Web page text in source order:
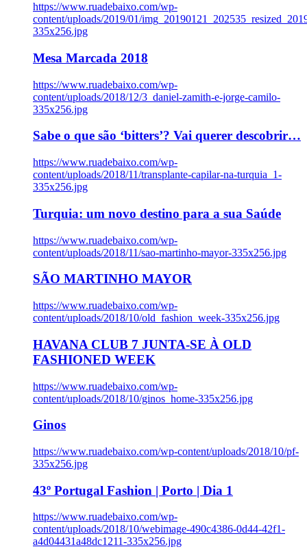
https://www.ruadebaixo.com/wp-
content/uploads/2019/01/
335x256.jpg
Mesa Marcada 2018
https://www.ruadebaixo.com/wp-
content/uploads/2018/12/3_daniel-zamith-e-jorge-camilo-
335x256.jpg
Sabe o que são ‘bitters’? Vai querer descobrir…
https://www.ruadebaixo.com/wp-
content/uploads/2018/11/transplante-capilar-na-turquia_1-
335x256.jpg
Turquia: um novo destino para a sua Saúde
https://www.ruadebaixo.com/wp-
content/uploads/2018/11/sao-martinho-mayor-335x256.jpg
SÃO MARTINHO MAYOR
https://www.ruadebaixo.com/wp-
content/uploads/2018/10/old_fashion_week-335x256.jpg
HAVANA CLUB 7 JUNTA-SE À OLD
FASHIONED WEEK
https://www.ruadebaixo.com/wp-
content/uploads/2018/10/ginos_home-335x256.jpg
Ginos
https://www.ruadebaixo.com/wp-content/uploads/2018/10/pf-
335x256.jpg
43º Portugal Fashion | Porto | Dia 1
https://www.ruadebaixo.com/wp-
content/uploads/2018/10/webimage-490c4386-0d44-42f1-
a4d04431a48dc1211-335x256.jpg